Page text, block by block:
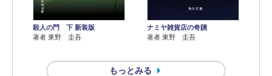
殺人の門 下 新装版
著者 東野 圭吾
ナミヤ雑貨店の奇蹟
著者 東野 圭吾
もっとみる